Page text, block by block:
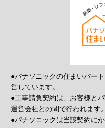
●パナソニックの住まいパー
営しています。
●工事請負契約は、お客様と
運営会社との間で行われます。
●パナソニックは当該契約に